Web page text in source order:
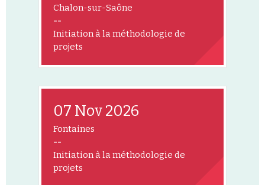
Chalon-sur-Saône
--
Initiation à la méthodologie de
projets
07 Nov 2026
Fontaines
--
Initiation à la méthodologie de
projets